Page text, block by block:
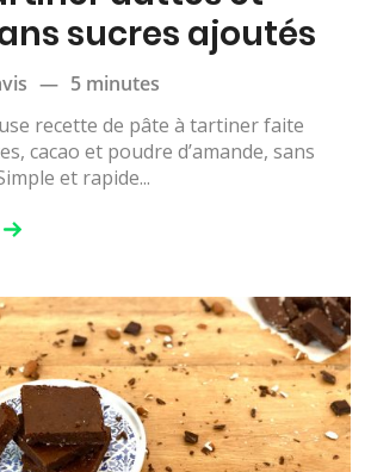
sucres ajoutés
— 5 minutes
recette de pâte à tartiner faite
cacao et poudre d’amande, sans
et rapide...